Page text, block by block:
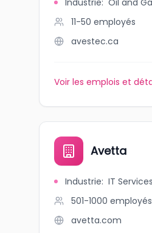
Industrie: Oil and
11-50 employés
avestec.ca
Voir les emplois et
Avetta
Industrie: IT
501-1000 employés
avetta.com